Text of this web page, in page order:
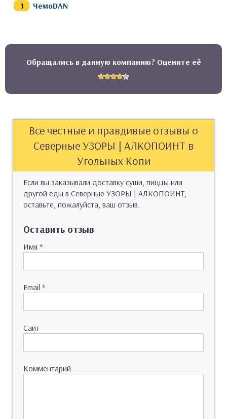
ЧемоDAN
Обращались в данную компанию? Оцените её
Все честные и правдивые отзывы о
Северные УЗОРЫ | АЛКОПОИНТ в
Угольных Копи
Если вы заказывали доставку суши, пиццы или
другой еды в Северные УЗОРЫ | АЛКОПОИНТ,
оставьте, пожалуйста, ваш отзыв.
Оставить отзыв
Имя *
Email *
Сайт
Комментарий